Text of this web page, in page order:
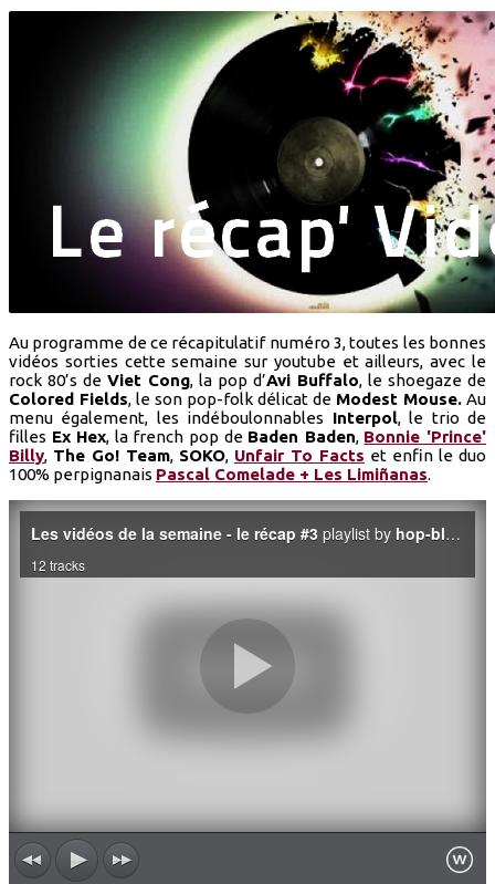
Au programme de ce récapitulatif numéro 3, toutes les bonnes
vidéos sorties cette semaine sur youtube et ailleurs, avec le
rock 80’s de Viet Cong, la pop d’Avi Buffalo, le shoegaze de
Colored Fields, le son pop-folk délicat de Modest Mouse. Au
menu également, les indéboulonnables Interpol, le trio de
filles Ex Hex, la french pop de Baden Baden, Bonnie 'Prince'
Billy, The Go! Team, SOKO, Unfair To Facts et enfin le duo
100% perpignanais Pascal Comelade + Les Limiñanas.